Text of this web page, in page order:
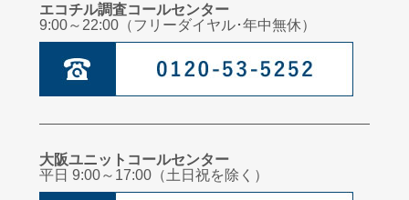
エコチル調査コールセンター
9:00～22:00（フリーダイヤル･年中無休）
大阪ユニットコールセンター
平日 9:00～17:00（土日祝を除く）